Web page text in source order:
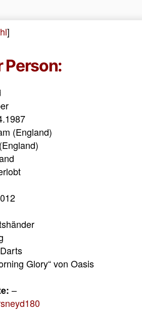
]
Person:
(England)
Glory“ von Oasis
–